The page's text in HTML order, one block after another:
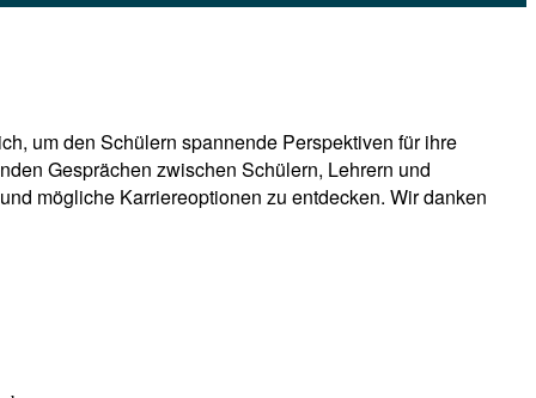
um den Schülern spannende Perspektiven für ihre
Gesprächen zwischen Schülern, Lehrern und
mögliche Karriereoptionen zu entdecken. Wir danken